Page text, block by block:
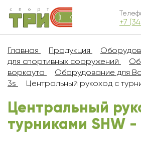
+7
Главная Продукция
для спортивных сооружений
воркаута
Оборудование для
3s
Центральный рукоход с
Центральный
турниками SHW -